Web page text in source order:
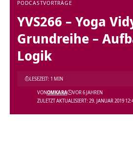
PODCASTVORTRÄGE
YVS266 – Yoga
Grundreihe –
Logik
ZULETZT AKTUALISIERT: 29. JANUAR 2019
VONOMKARA VOR 6 JAHREN
LESEZEIT: 1 MIN